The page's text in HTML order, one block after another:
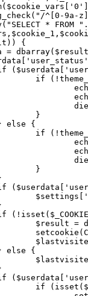
^[0-9a-
* FROM
{
!=
{
=
{